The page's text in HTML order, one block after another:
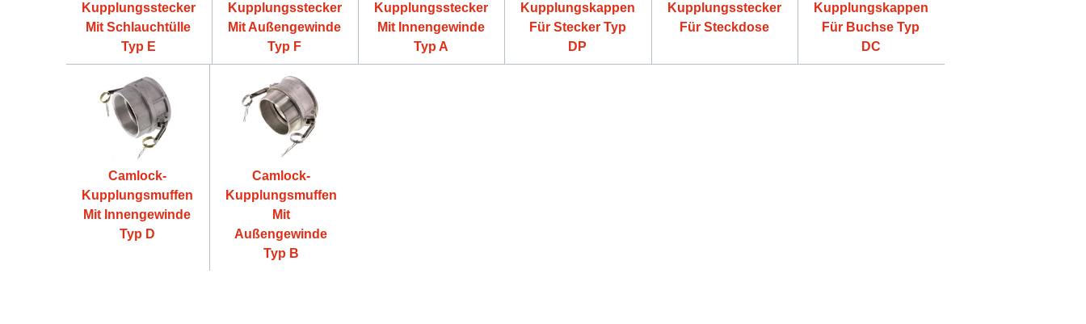
Kupplungsstecker
Mit Schlauchtülle
Typ E
Kupplungsstecker
Mit Außengewinde
Typ F
Kupplungsstecker
Mit Innengewinde
Typ A
Kupplungskappen
Für Stecker Typ
DP
Kupplungsstecker
Für Steckdose
Kupplungskappen
Für Buchse Typ
DC
Camlock-
Kupplungsmuffen
Mit Innengewinde
Typ D
Camlock-
Kupplungsmuffen
Mit
Außengewinde
Typ B